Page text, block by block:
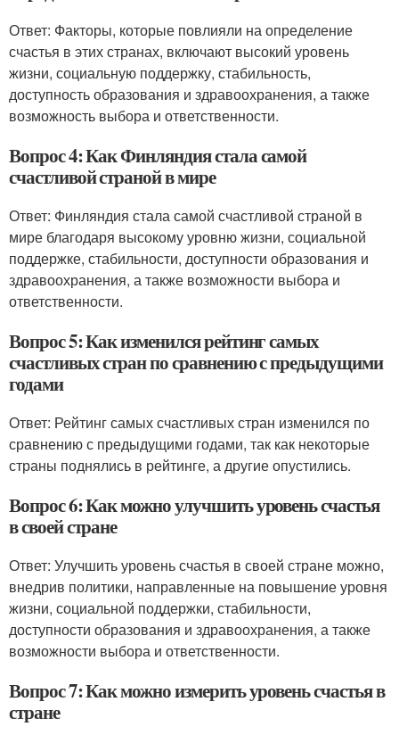
Ответ: Факторы, которые повлияли на определение
счастья в этих странах, включают высокий уровень
жизни, социальную поддержку, стабильность,
доступность образования и здравоохранения, а также
возможность выбора и ответственности.
Вопрос 4: Как Финляндия стала самой
счастливой страной в мире
Ответ: Финляндия стала самой счастливой страной в
мире благодаря высокому уровню жизни, социальной
поддержке, стабильности, доступности образования и
здравоохранения, а также возможности выбора и
ответственности.
Вопрос 5: Как изменился рейтинг самых
счастливых стран по сравнению с предыдущими
годами
Ответ: Рейтинг самых счастливых стран изменился по
сравнению с предыдущими годами, так как некоторые
страны поднялись в рейтинге, а другие опустились.
Вопрос 6: Как можно улучшить уровень счастья
в своей стране
Ответ: Улучшить уровень счастья в своей стране можно,
внедрив политики, направленные на повышение уровня
жизни, социальной поддержки, стабильности,
доступности образования и здравоохранения, а также
возможности выбора и ответственности.
Вопрос 7: Как можно измерить уровень счастья в
стране